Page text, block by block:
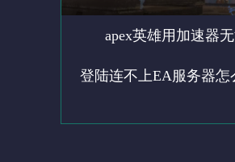
apex英雄用加速器
登陆连不上EA服务器怎